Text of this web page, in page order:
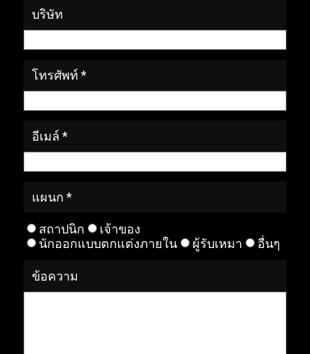
บริษัท
โทรศัพท์ *
อีเมล์ *
แผนก *
สถาปนิก
เจ้าของ
นักออกแบบตกแต่งภายใน
ผู้รับเหมา อื่นๆ
ข้อความ